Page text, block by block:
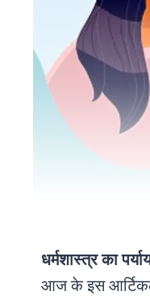
धर्मशास्त्र का
आज के इस